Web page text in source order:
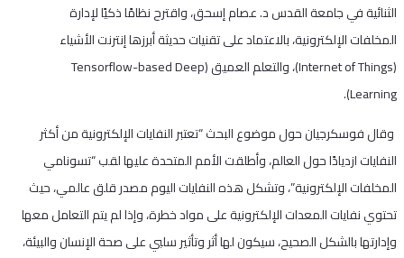
الثنائية في جامعة القدس د. عصام إسحق، واقترح نظامًا ذكيًا لإدارة
المخلفات الإلكترونية، بالاعتماد على تقنيات حديثة أبرزها إنترنت الأشياء
(Internet of Things)، والتعلم العميق (Tensorflow-based Deep
Learning).
وقال فوسكرجيان حول موضوع البحث “تعتبر النفايات الإلكترونية من أكثر
النفايات ازديادًا حول العالم، وأطلقت الأمم المتحدة عليها لقب “تسونامي
المخلفات الإلكترونية”، وتشكل هذه النفايات اليوم مصدر قلق عالمي، حيث
تحتوي نفايات المعدات الإلكترونية على مواد خطرة، وإذا لم يتم التعامل معها
وإدارتها بالشكل الصحيح، سيكون لها أثر وتأثير سلبي على صحة الإنسان والبيئة،